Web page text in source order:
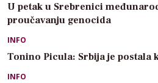
U petak u Srebrenici
proučavanju genocida
INFO
Tonino Picula: Srbija je postala
INFO